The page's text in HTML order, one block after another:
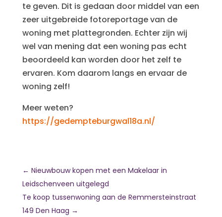
te geven. Dit is gedaan door middel van een
zeer uitgebreide fotoreportage van de
woning met plattegronden. Echter zijn wij
wel van mening dat een woning pas echt
beoordeeld kan worden door het zelf te
ervaren. Kom daarom langs en ervaar de
woning zelf!
Meer weten?
https://gedempteburgwal18a.nl/
← Nieuwbouw kopen met een Makelaar in
Leidschenveen uitgelegd
Te koop tussenwoning aan de Remmersteinstraat
149 Den Haag →